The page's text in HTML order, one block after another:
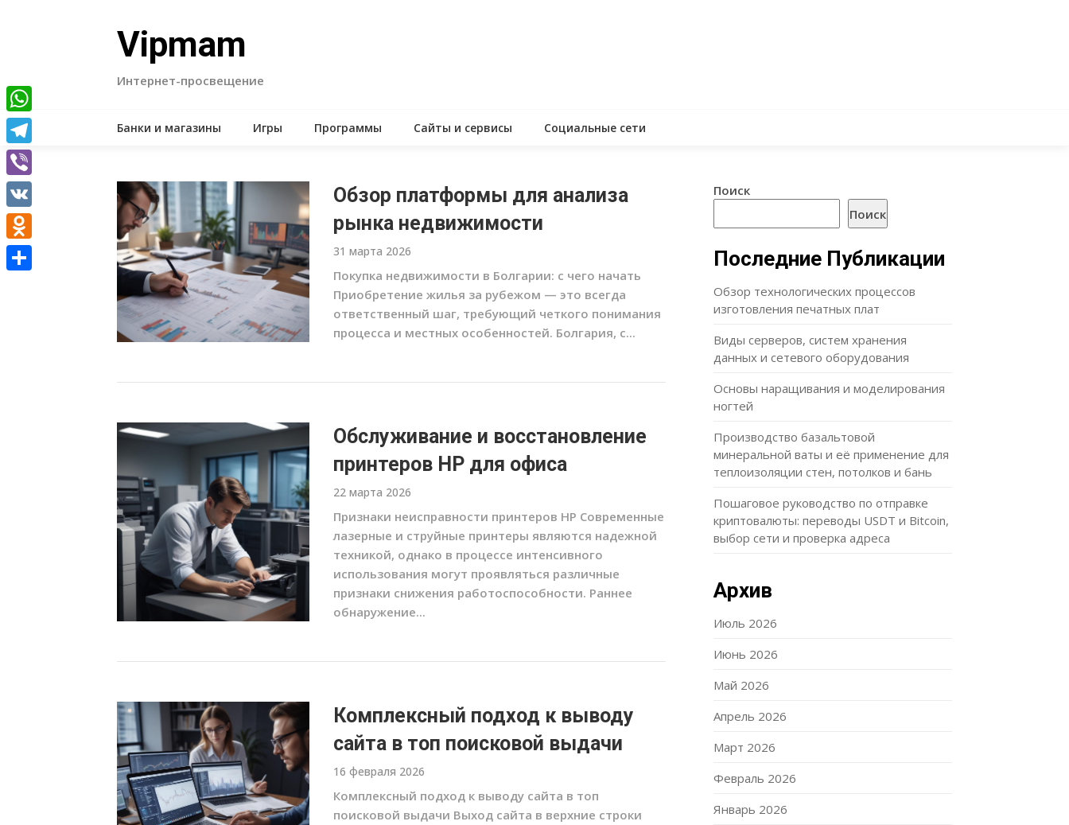
Vipmam
Интернет-просвещение
Банки и магазины Игры Программы Сайты и сервисы Социальные сети
Обзор платформы для анализа
рынка недвижимости
31 марта 2026
Покупка недвижимости в Болгарии: с чего начать
Приобретение жилья за рубежом — это всегда
ответственный шаг, требующий четкого понимания
процесса и местных особенностей. Болгария, с...
Обслуживание и восстановление
принтеров HP для офиса
22 марта 2026
Признаки неисправности принтеров HP Современные
лазерные и струйные принтеры являются надежной
техникой, однако в процессе интенсивного
использования могут проявляться различные
признаки снижения работоспособности. Раннее
обнаружение...
Комплексный подход к выводу
сайта в топ поисковой выдачи
16 февраля 2026
Комплексный подход к выводу сайта в топ
поисковой выдачи Выход сайта в верхние строки
Поиск
Поиск
Последние Публикации
Обзор технологических процессов
изготовления печатных плат
Виды серверов, систем хранения
данных и сетевого оборудования
Основы наращивания и моделирования
ногтей
Производство базальтовой
минеральной ваты и её применение для
теплоизоляции стен, потолков и бань
Пошаговое руководство по отправке
криптовалюты: переводы USDT и Bitcoin,
выбор сети и проверка адреса
Архив
Июль 2026
Июнь 2026
Май 2026
Апрель 2026
Март 2026
Февраль 2026
Январь 2026
WhatsApp
Telegram
Viber
VK
Odnoklassniki